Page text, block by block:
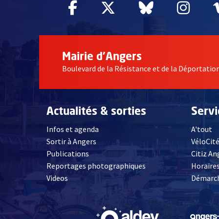
Facebook
, Ouvre une nouvelle
Twitter
, Ouvre une
Bluesky
, Ouvre
,
Mairie d'Angers
Boulevard de la Résistance et de la Déportation
Actualités & sorties
Infos et agenda
Sortir à Angers
Publications
Reportages photographiques
Videos, Ouvre une nouvelle fenêtre
A'tout
VéloCité
Citiz
, Ouvre une